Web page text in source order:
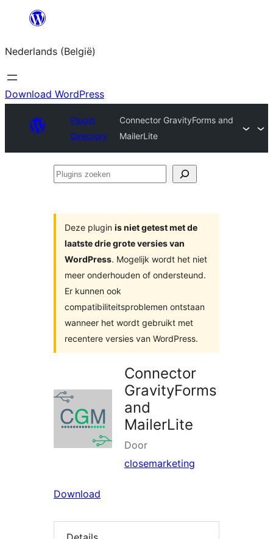
Spring
de
inhoud
Nederlands (België)
Download WordPress
Plugin
Directory
Connector GravityForms and
MailerLite
Plugins
Deze plugin is niet getest met de
laatste drie grote versies van
WordPress. Mogelijk wordt het niet
meer onderhouden of ondersteund.
Er kunnen ook
compatibiliteitsproblemen ontstaan
wanneer het wordt gebruikt met
recentere versies van WordPress.
Connector
GravityForms
and
MailerLite
Door
closemarketing
Download